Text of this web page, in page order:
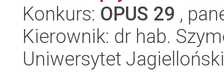
Konkurs: OPUS 29 ,
Kierownik: dr hab.
Uniwersytet Jagielloński